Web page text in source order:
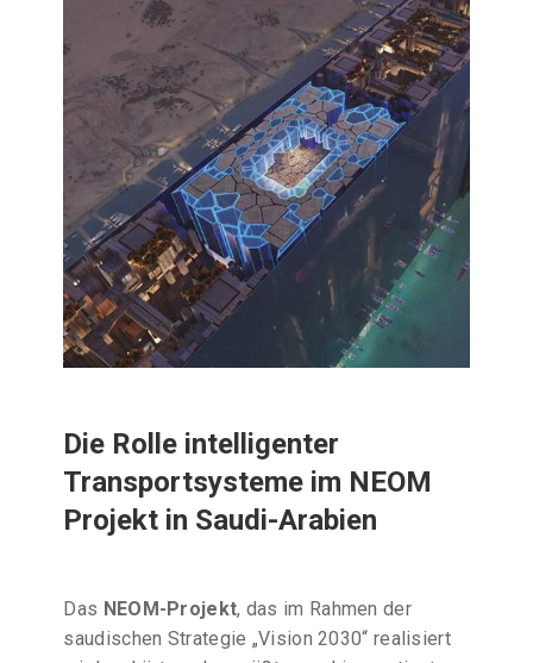
Die Rolle intelligenter
Transportsysteme im NEOM
Projekt in Saudi-Arabien
Das NEOM-Projekt, das im Rahmen der
saudischen Strategie „Vision 2030“ realisiert